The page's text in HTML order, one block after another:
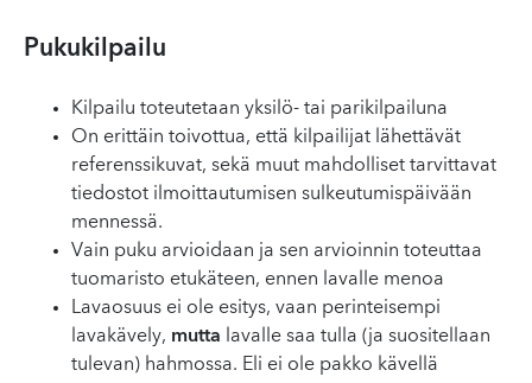
Pukukilpailu
Kilpailu toteutetaan yksilö- tai parikilpailuna
On erittäin toivottua, että kilpailijat lähettävät
referenssikuvat, sekä muut mahdolliset tarvittavat
tiedostot ilmoittautumisen sulkeutumispäivään
mennessä.
Vain puku arvioidaan ja sen arvioinnin toteuttaa
tuomaristo etukäteen, ennen lavalle menoa
Lavaosuus ei ole esitys, vaan perinteisempi
lavakävely, mutta lavalle saa tulla (ja suositellaan
tulevan) hahmossa. Eli ei ole pakko kävellä